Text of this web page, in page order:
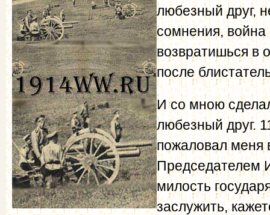
любезный друг,
сомнения, война
возвратишься в
после
И со мною
любезный друг.
пожаловал меня
Председателем
милость
заслужить,